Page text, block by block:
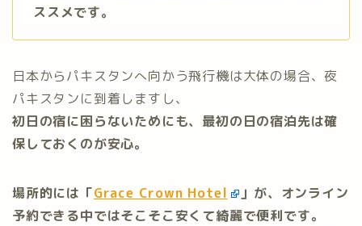
ススメです。
日本からパキスタンへ向かう飛行機は大体の場合、夜
パキスタンに到着しますし、
初日の宿に困らないためにも、最初の日の宿泊先は確
保しておくのが安心。
場所的には「Grace Crown Hotel
」が、オンライン
予約できる中ではそこそこ安くて綺麗で便利です。